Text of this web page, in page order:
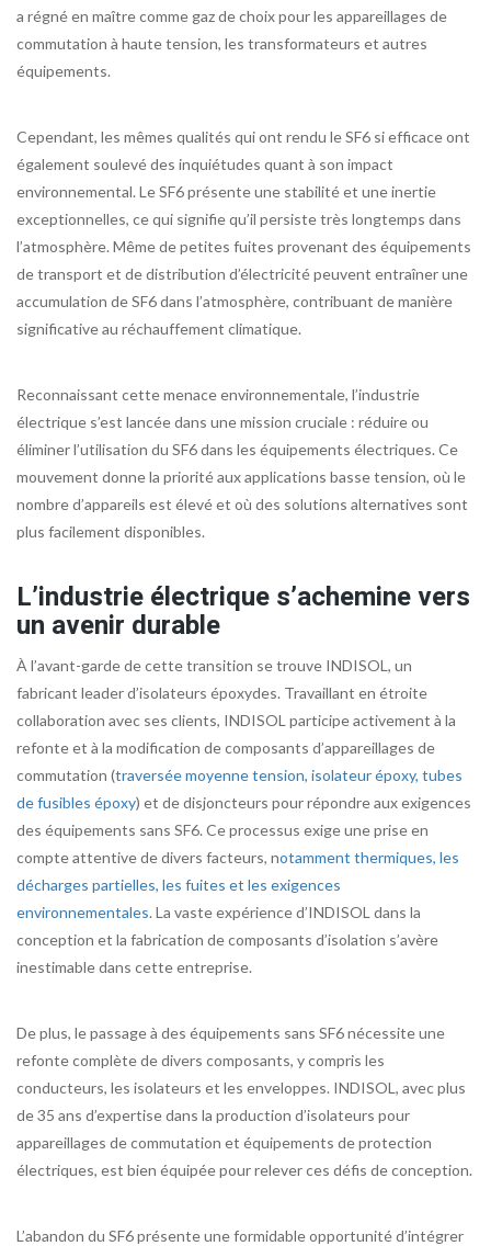
a régné en maître comme gaz de choix pour les appareillages de
commutation à haute tension, les transformateurs et autres
équipements.
Cependant, les mêmes qualités qui ont rendu le SF6 si efficace ont
également soulevé des inquiétudes quant à son impact
environnemental. Le SF6 présente une stabilité et une inertie
exceptionnelles, ce qui signifie qu’il persiste très longtemps dans
l’atmosphère. Même de petites fuites provenant des équipements
de transport et de distribution d’électricité peuvent entraîner une
accumulation de SF6 dans l’atmosphère, contribuant de manière
significative au réchauffement climatique.
Reconnaissant cette menace environnementale, l’industrie
électrique s’est lancée dans une mission cruciale : réduire ou
éliminer l’utilisation du SF6 dans les équipements électriques. Ce
mouvement donne la priorité aux applications basse tension, où le
nombre d’appareils est élevé et où des solutions alternatives sont
plus facilement disponibles.
L’industrie électrique s’achemine vers
un avenir durable
À l’avant-garde de cette transition se trouve INDISOL, un
fabricant leader d’isolateurs époxydes. Travaillant en étroite
collaboration avec ses clients, INDISOL participe activement à la
refonte et à la modification de composants d’appareillages de
commutation (traversée moyenne tension, isolateur époxy, tubes
de fusibles époxy) et de disjoncteurs pour répondre aux exigences
des équipements sans SF6. Ce processus exige une prise en
compte attentive de divers facteurs, notamment thermiques, les
décharges partielles, les fuites et les exigences
environnementales. La vaste expérience d’INDISOL dans la
conception et la fabrication de composants d’isolation s’avère
inestimable dans cette entreprise.
De plus, le passage à des équipements sans SF6 nécessite une
refonte complète de divers composants, y compris les
conducteurs, les isolateurs et les enveloppes. INDISOL, avec plus
de 35 ans d’expertise dans la production d’isolateurs pour
appareillages de commutation et équipements de protection
électriques, est bien équipée pour relever ces défis de conception.
L’abandon du SF6 présente une formidable opportunité d’intégrer